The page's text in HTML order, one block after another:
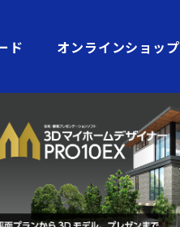
ド オンラインショップ